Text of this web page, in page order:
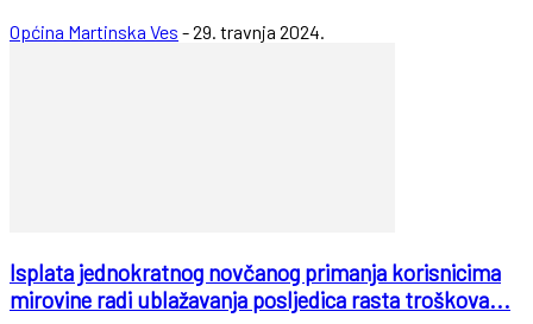
Općina Martinska Ves -29. travnja 2024.
Isplata jednokratnog novčanog primanja korisnicima
mirovine radi ublažavanja posljedica rasta troškova...